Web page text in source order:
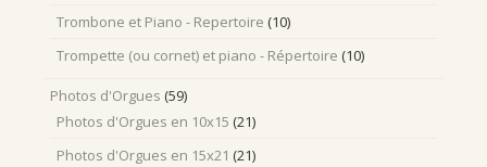
Trombone et Piano - Repertoire (10)
Trompette (ou cornet) et piano - Répertoire (10)
Photos d'Orgues (59)
Photos d'Orgues en 10x15 (21)
Photos d'Orgues en 15x21 (21)